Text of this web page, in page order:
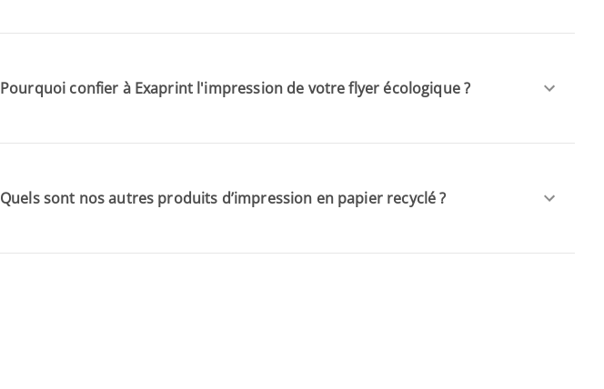
Pourquoi confier à Exaprint l'impression de votre flyer écologique ?
Quels sont nos autres produits d’impression en papier recyclé ?